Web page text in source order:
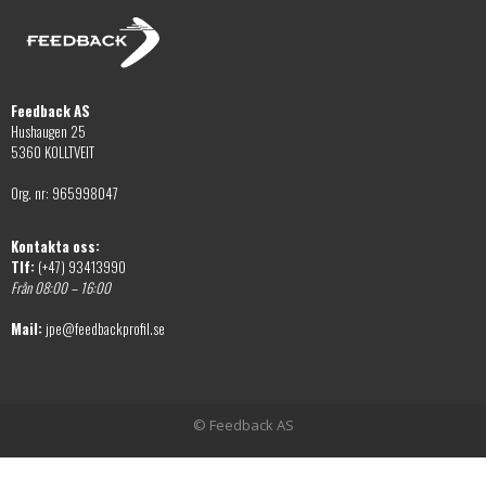
Feedback AS
Hushaugen 25
5360 KOLLTVEIT
Org. nr: 965998047
Kontakta oss:
Tlf: (+47) 93413990
Från 08:00 – 16:00
Mail: jpe@feedbackprofil.se
© Feedback AS